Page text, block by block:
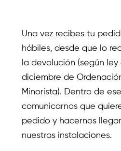
Una vez recibes tu
hábiles, desde que lo
la devolución (según
diciembre de
Minorista). Dentro de
comunicarnos que
pedido y hacernos
nuestras instalaciones.